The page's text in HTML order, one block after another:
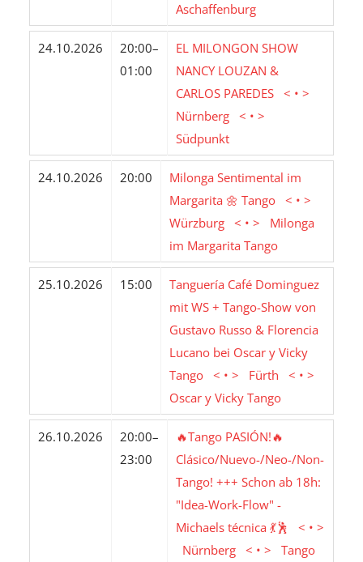
Aschaffenburg
24.10.2026
20:00–
01:00
EL MILONGON SHOW
NANCY LOUZAN &
CARLOS PAREDES < • >
Nürnberg < • >
Südpunkt
24.10.2026 20:00
Milonga Sentimental im
Margarita 🌼 Tango < • >
Würzburg < • > Milonga
im Margarita Tango
25.10.2026 15:00
Tanguería Café Dominguez
mit WS + Tango-Show von
Gustavo Russo & Florencia
Lucano bei Oscar y Vicky
Tango < • > Fürth < • >
Oscar y Vicky Tango
26.10.2026
20:00–
23:00
🔥Tango PASIÓN!🔥
Clásico/Nuevo-/Neo-/Non-
Tango! +++ Schon ab 18h:
"Idea-Work-Flow" -
Michaels técnica 💃🕺 < • >
Nürnberg < • > Tango